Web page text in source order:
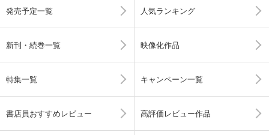
発売予定一覧 人気ランキング
新刊・続巻一覧 映像化作品
特集一覧 キャンペーン一覧
書店員おすすめレビュー 高評価レビュー作品